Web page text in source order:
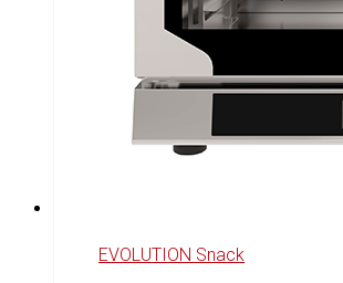
EVOLUTION Snack